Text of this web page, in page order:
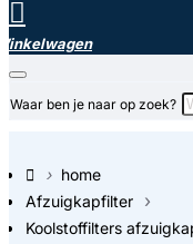
Waar ben je naar op zoek?
home
Afzuigkapfilter
Koolstoffilters